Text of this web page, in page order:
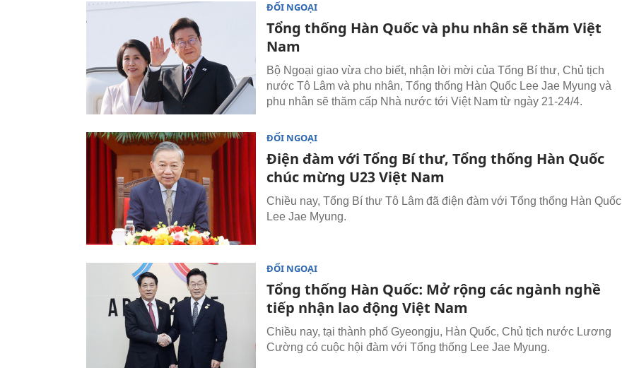
ĐỐI NGOẠI
Tổng thống Hàn Quốc và phu nhân sẽ thăm Việt
Nam
Bộ Ngoại giao vừa cho biết, nhận lời mời của Tổng Bí thư, Chủ tịch
nước Tô Lâm và phu nhân, Tổng thống Hàn Quốc Lee Jae Myung và
phu nhân sẽ thăm cấp Nhà nước tới Việt Nam từ ngày 21-24/4.
ĐỐI NGOẠI
Điện đàm với Tổng Bí thư, Tổng thống Hàn Quốc
chúc mừng U23 Việt Nam
Chiều nay, Tổng Bí thư Tô Lâm đã điện đàm với Tổng thống Hàn Quốc
Lee Jae Myung.
ĐỐI NGOẠI
Tổng thống Hàn Quốc: Mở rộng các ngành nghề
tiếp nhận lao động Việt Nam
Chiều nay, tại thành phố Gyeongju, Hàn Quốc, Chủ tịch nước Lương
Cường có cuộc hội đàm với Tổng thống Lee Jae Myung.